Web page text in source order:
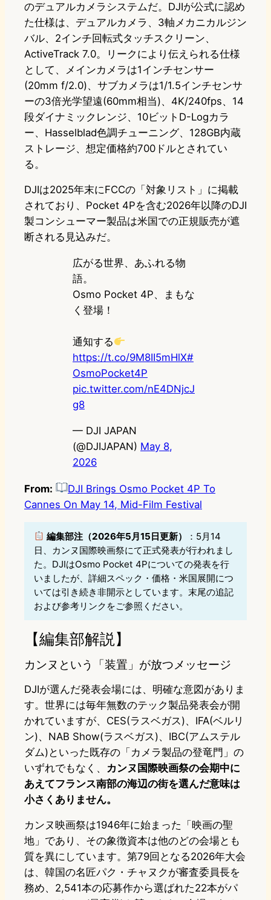
のデュアルカメラシステムだ。DJIが公式に認め
た仕様は、デュアルカメラ、3軸メカニカルジン
バル、2インチ回転式タッチスクリーン、
ActiveTrack 7.0。リークにより伝えられる仕様
として、メインカメラは1インチセンサー
(20mm f/2.0)、サブカメラは1/1.5インチセンサ
ーの3倍光学望遠(60mm相当)、4K/240fps、14
段ダイナミックレンジ、10ビットD-Logカラ
ー、Hasselblad色調チューニング、128GB内蔵
ストレージ、想定価格約700ドルとされてい
る。
DJIは2025年末にFCCの「対象リスト」に掲載
されており、Pocket 4Pを含む2026年以降のDJI
製コンシューマー製品は米国での正規販売が遮
断される見込みだ。
広がる世界、あふれる物
語。
Osmo Pocket 4P、まもな
く登場！
通知する
https://t.co/9M8II5mHlX#
OsmoPocket4P
pic.twitter.com/nE4DNjcJ
g8
— DJI JAPAN
(@DJIJAPAN) May 8,
2026
From:
DJI Brings Osmo Pocket 4P To
Cannes On May 14, Mid-Film Festival
編集部注（2026年5月15日更新）
：5月14
日、カンヌ国際映画祭にて正式発表が行われまし
た。DJIはOsmo Pocket 4Pについての発表を行
いましたが、詳細スペック・価格・米国展開につ
いては引き続き非開示としています。末尾の追記
および参考リンクをご参照ください。
【編集部解説】
カンヌという「装置」が放つメッセージ
DJIが選んだ発表会場には、明確な意図がありま
す。世界には毎年無数のテック製品発表会が開
かれていますが、CES(ラスベガス)、IFA(ベルリ
ン)、NAB Show(ラスベガス)、IBC(アムステル
ダム)といった既存の「カメラ製品の登竜門」の
いずれでもなく、 カンヌ国際映画祭の会期中に
あえてフランス南部の海辺の街を選んだ意味は
小さくありません。
カンヌ映画祭は1946年に始まった「映画の聖
地」であり、その象徴資本は他のどの会場とも
質を異にしています。第79回となる2026年大会
は、韓国の名匠パク・チャヌクが審査委員長を
務め、2,541本の応募作から選ばれた22本がパ